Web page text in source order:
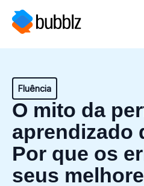
Fluência
O mito da
aprendizado
Por que os
seus